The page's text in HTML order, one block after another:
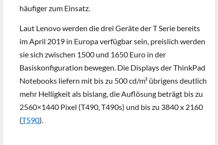
häufiger zum Einsatz.
Laut Lenovo werden die drei Geräte der T Serie bereits
im April 2019 in Europa verfügbar sein, preislich werden
sie sich zwischen 1500 und 1650 Euro in der
Basiskonfiguration bewegen. Die Displays der ThinkPad
Notebooks liefern mit bis zu 500 cd/m² übrigens deutlich
mehr Helligkeit als bislang, die Auflösung beträgt bis zu
2560×1440 Pixel (T490, T490s) und bis zu 3840 x 2160
(T590).